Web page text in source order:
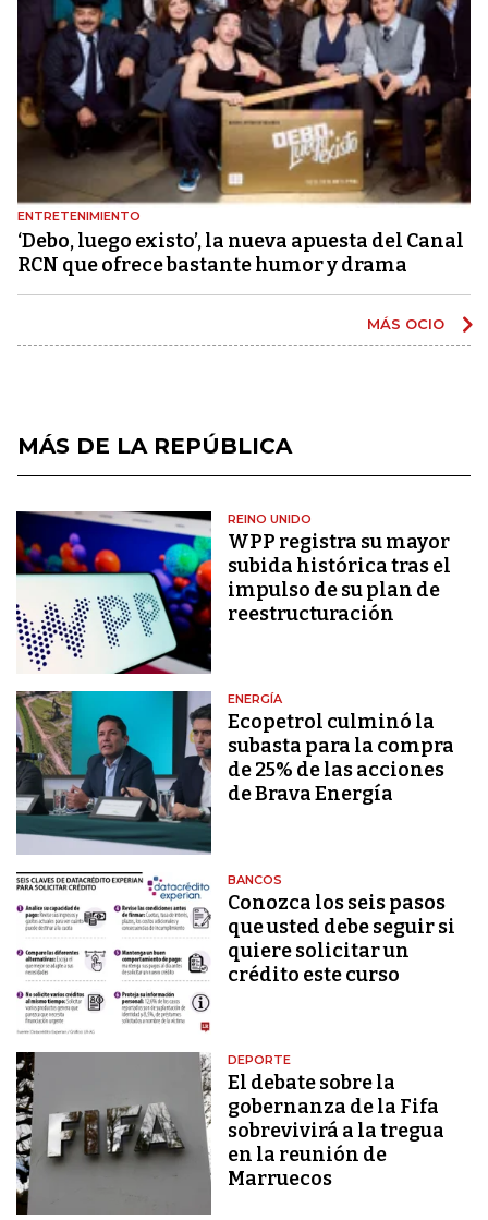
ENTRETENIMIENTO
‘Debo, luego existo’, la nueva apuesta del Canal
RCN que ofrece bastante humor y drama
MÁS OCIO
MÁS DE LA REPÚBLICA
REINO UNIDO
WPP registra su mayor
subida histórica tras el
impulso de su plan de
reestructuración
ENERGÍA
Ecopetrol culminó la
subasta para la compra
de 25% de las acciones
de Brava Energía
BANCOS
Conozca los seis pasos
que usted debe seguir si
quiere solicitar un
crédito este curso
DEPORTE
El debate sobre la
gobernanza de la Fifa
sobrevivirá a la tregua
en la reunión de
Marruecos